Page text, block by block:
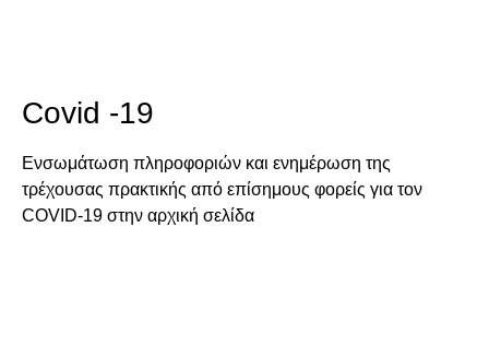
Covid -19
Ενσωμάτωση πληροφοριών και ενημέρωση της
τρέχουσας πρακτικής από επίσημους φορείς για τον
COVID-19 στην αρχική σελίδα